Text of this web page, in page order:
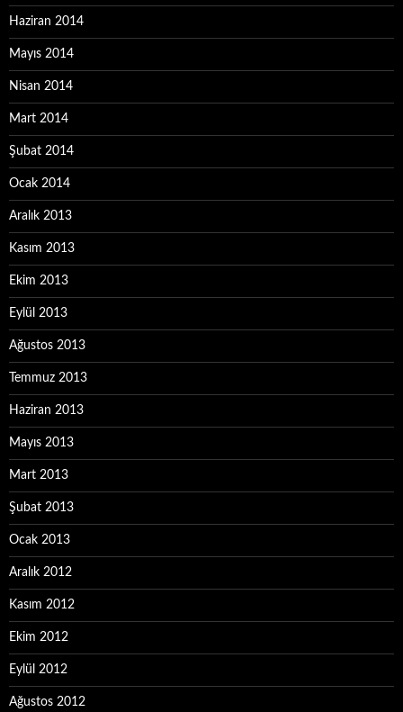
Haziran 2014
Mayıs 2014
Nisan 2014
Mart 2014
Şubat 2014
Ocak 2014
Aralık 2013
Kasım 2013
Ekim 2013
Eylül 2013
Ağustos 2013
Temmuz 2013
Haziran 2013
Mayıs 2013
Mart 2013
Şubat 2013
Ocak 2013
Aralık 2012
Kasım 2012
Ekim 2012
Eylül 2012
Ağustos 2012